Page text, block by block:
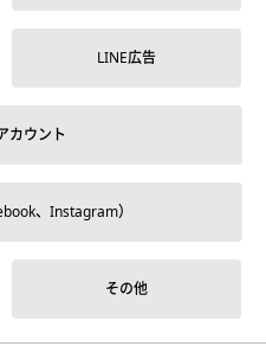
LINE広告
カウント
、Instagram）
その他